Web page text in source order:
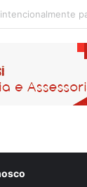
em Vilhena/RO